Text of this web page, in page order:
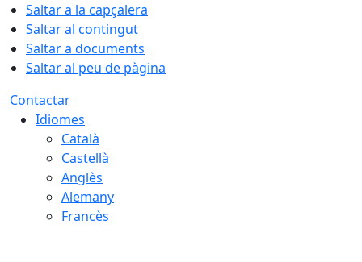
Saltar a la capçalera
Saltar al contingut
Saltar a documents
Saltar al peu de pàgina
Contactar
Idiomes
Català
Castellà
Anglès
Alemany
Francès